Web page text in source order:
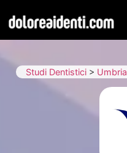
Studi Dentistici > Umbria